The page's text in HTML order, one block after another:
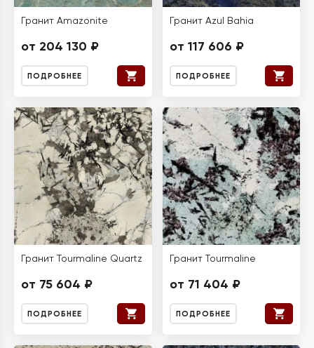
Гранит Amazonite
от 204 130 ₽
ПОДРОБНЕЕ
Гранит Azul Bahia
от 117 606 ₽
ПОДРОБНЕЕ
Гранит Tourmaline Quartz
от 75 604 ₽
ПОДРОБНЕЕ
Гранит Tourmaline
от 71 404 ₽
ПОДРОБНЕЕ